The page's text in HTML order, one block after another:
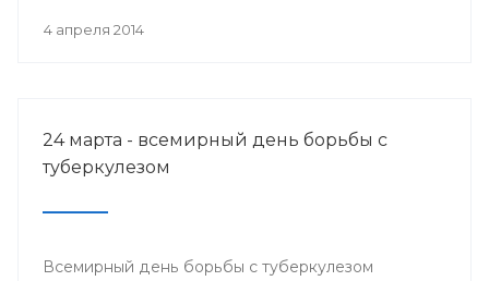
деятеля науки РСФСР.
4 апреля 2014
24 марта - всемирный день борьбы с
туберкулезом
Всемирный день борьбы с туберкулезом